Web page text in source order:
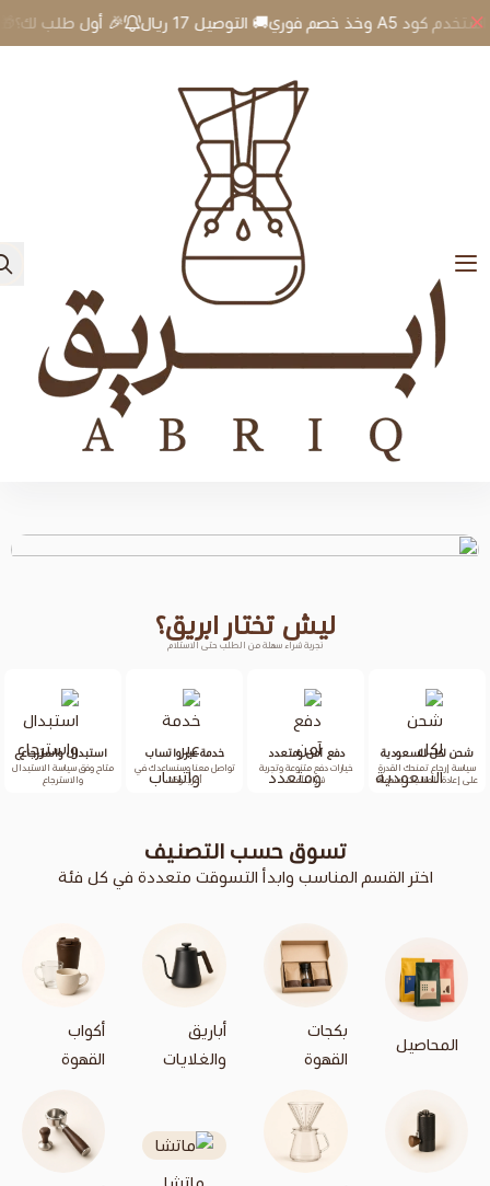
🎉 أول طلب لك؟🎁 استخدم كود A5 وخذ خصم فوري🚚 التوصيل 17 ريال
ليش تختار ابريق؟
تجربة شراء سهلة من الطلب حتى الاستلام
دفع آمن ومتعدد
خيارات دفع متنوعة وتجربة
شراء آمنة
خدمة عبر واتساب
تواصل معنا وسنساعدك في
أقرب وقت
استبدال واسترجاع
متاح وفق سياسة الاستبدال
والاسترجاع
تسوق حسب التصنيف
المناسب وابدأ التسوقت متعددة في كل فئة
أباريق
والغلايات
أكواب
القهوة